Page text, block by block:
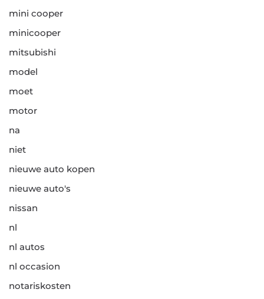
mini cooper
minicooper
mitsubishi
model
moet
motor
na
niet
nieuwe auto kopen
nieuwe auto's
nissan
nl
nl autos
nl occasion
notariskosten